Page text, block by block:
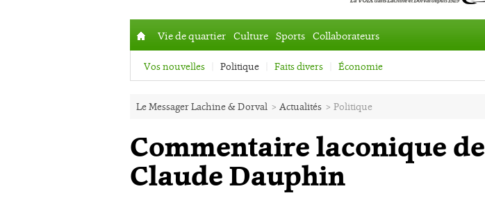
Accueil
Vie de quartier Culture Sports Collaborateurs
Vos nouvelles Politique Faits divers Économie
Le Messager Lachine & Dorval > Actualités > Politique
Commentaire laconique de
Claude Dauphin